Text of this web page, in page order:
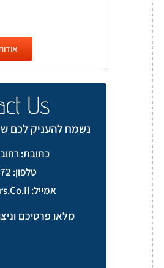
Us
נשמח להעניק לכם
כתובת: רחוב הגשם
טלפון: 074-764-8472
אמייל: Roni@av-Masters.co.il
מלאו פרטיכם